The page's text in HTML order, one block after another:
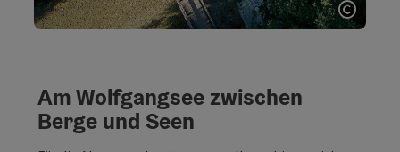
Am Wolfgangsee zwischen
Berge und Seen